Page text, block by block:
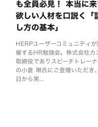
も全員必見！ 本当に
欲しい人材を口説く「
し方の基本」
HERPユーザーコミュニティが
催するHR勉強会。株式会社カ
取締役でありスピーチトレー
の小倉 琳氏にご登壇いただき
日から実...